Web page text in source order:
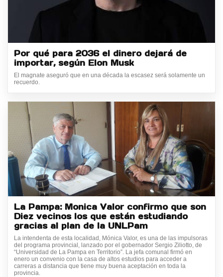
Por qué para 2036 el dinero dejará de
importar, según Elon Musk
El magnate aseguró que en una década la escasez será solamente un
recuerdo.
La Pampa: Monica Valor confirmo que son
Diez vecinos los que están estudiando
gracias al plan de la UNLPam
La intendenta de esta localidad, Mónica Valor, es una de las impulsoras
del programa provincial, lanzado por el gobernador Sergio Ziliotto, de
“Universidad de La Pampa en Territorio”. La jefa comunal firmó en
enero un convenio con la casa de altos estudios para acceder a
carreras a distancia que tiene muy buena aceptación en toda la
provincia.